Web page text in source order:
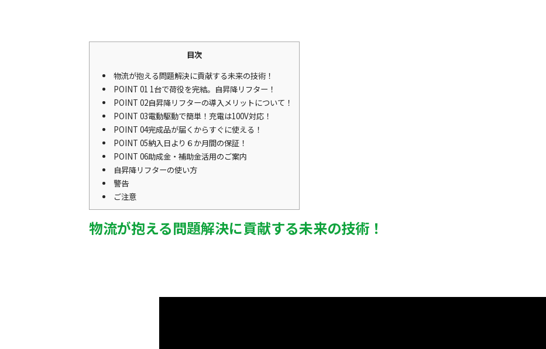
目次
物流が抱える問題解決に貢献する未来の技術！
POINT 01 1台で荷役を完結。自昇降リフター！
POINT 02自昇降リフターの導入メリットについて！
POINT 03電動駆動で簡単！充電は100V対応！
POINT 04完成品が届くからすぐに使える！
POINT 05納入日より６か月間の保証！
POINT 06助成金・補助金活用のご案内
自昇降リフターの使い方
警告
ご注意
物流が抱える問題解決に貢献する未来の技術！